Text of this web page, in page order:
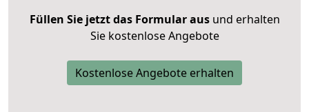
Füllen Sie jetzt das Formular ausund erhalten
Sie kostenlose Angebote
Kostenlose Angebote erhalten